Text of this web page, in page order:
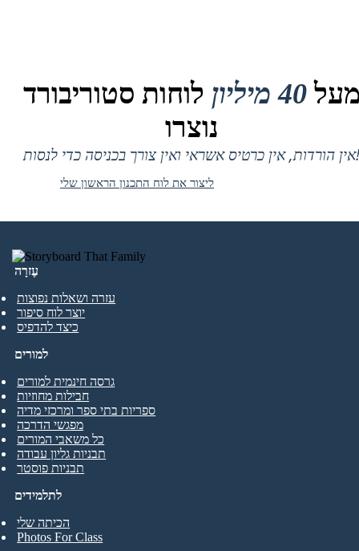
40 מיליון
לוחות סטוריבורד
נוצרו
אין הורדות, אין כרטיס אשראי ואין צורך בכניסה כדי לנסות!
ליצור את לוח התכנון הראשון שלי
עֶזרָה
עזרה ושאלות נפוצות
יוצר לוח סיפור
כיצד להדפיס
לתלמידים
הכיתה שלי
Photos For Class
למורים
גרסה חינמית למורים
חבילות מחוזיות
ספריות בתי ספר ומרכזי מדיה
מפגשי הדרכה
כל משאבי המורים
תבניות גליון עבודה
תבניות פוסטר